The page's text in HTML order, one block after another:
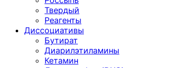
Твердый
Реагенты
Диссоциативы
Бутират
Диарилэтиламины
Кетамин